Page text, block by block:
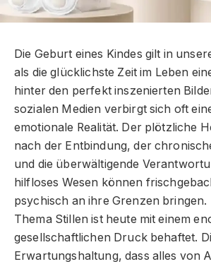
Die Geburt eines Kindes gilt in
als die glücklichste Zeit im Leben
hinter den perfekt inszenierten
sozialen Medien verbirgt sich oft
emotionale Realität. Der plötzliche
nach der Entbindung, der
und die überwältigende
hilfloses Wesen können
psychisch an ihre Grenzen bringen.
Thema Stillen ist heute mit einem
gesellschaftlichen Druck behaftet.
Erwartungshaltung, dass alles von